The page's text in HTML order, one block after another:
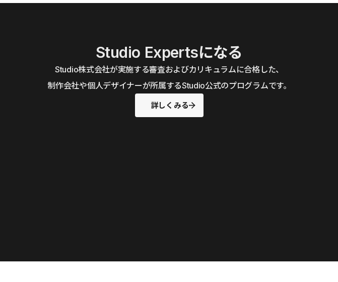
Studio Expertsになる
Studio株式会社が実施する審査およびカリキュラムに合格した、
制作会社や個人デザイナーが所属するStudio公式のプログラムです。
詳しくみる